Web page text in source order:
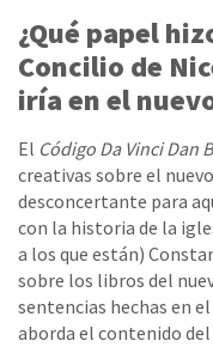
¿Qué papel
Concilio de
iría en el
El Código Da Vinci Dan
creativas sobre el
desconcertante para
con la historia de la
a los que están)
sobre los libros del
sentencias hechas en
aborda el contenido